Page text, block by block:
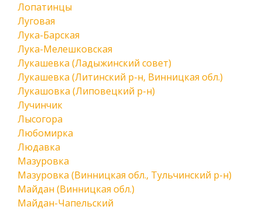
Лопатинцы
Луговая
Лука-Барская
Лука-Мелешковская
Лукашевка (Ладыжинский совет)
Лукашевка (Литинский р-н, Винницкая обл.)
Лукашовка (Липовецкий р-н)
Лучинчик
Лысогора
Любомирка
Людавка
Мазуровка
Мазуровка (Винницкая обл., Тульчинский р-н)
Майдан (Винницкая обл.)
Майдан-Чапельский